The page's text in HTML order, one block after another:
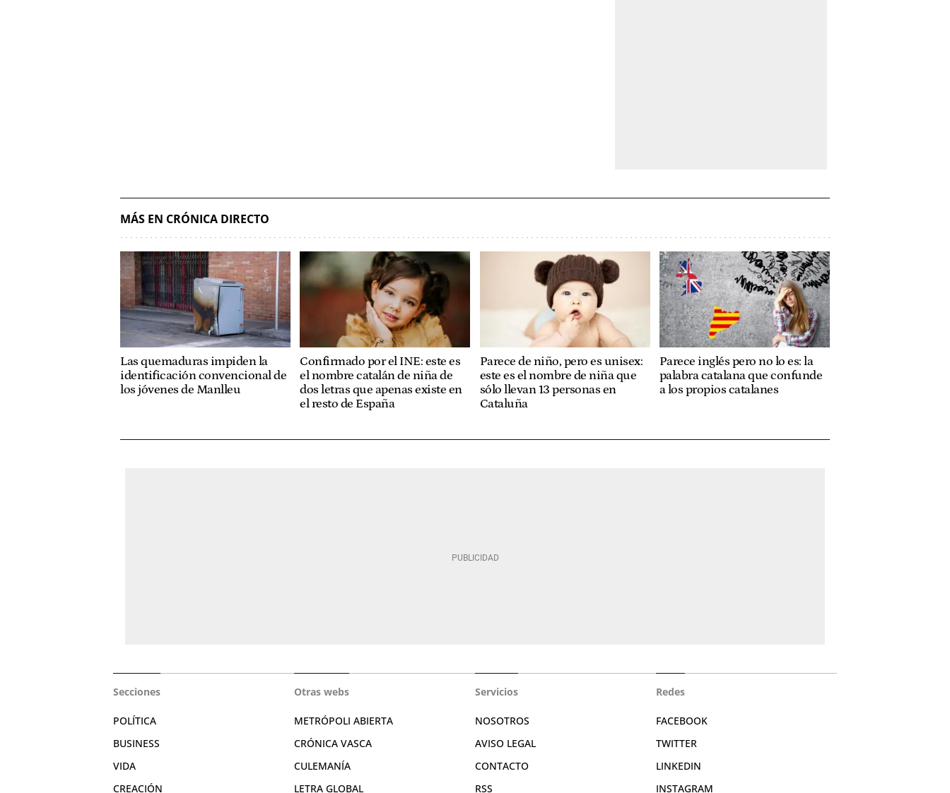
MÁS EN CRÓNICA DIRECTO
Las quemaduras impiden la
identificación convencional de
los jóvenes de Manlleu
Confirmado por el INE: este es
el nombre catalán de niña de
dos letras que apenas existe en
el resto de España
Parece de niño, pero es unisex:
este es el nombre de niña que
sólo llevan 13 personas en
Cataluña
Parece inglés pero no lo es: la
palabra catalana que confunde
a los propios catalanes
Secciones
POLÍTICA
BUSINESS
VIDA
CREACIÓN
Otras webs
METRÓPOLI ABIERTA
CRÓNICA VASCA
CULEMANÍA
LETRA GLOBAL
Servicios
NOSOTROS
AVISO LEGAL
CONTACTO
RSS
Redes
FACEBOOK
TWITTER
LINKEDIN
INSTAGRAM